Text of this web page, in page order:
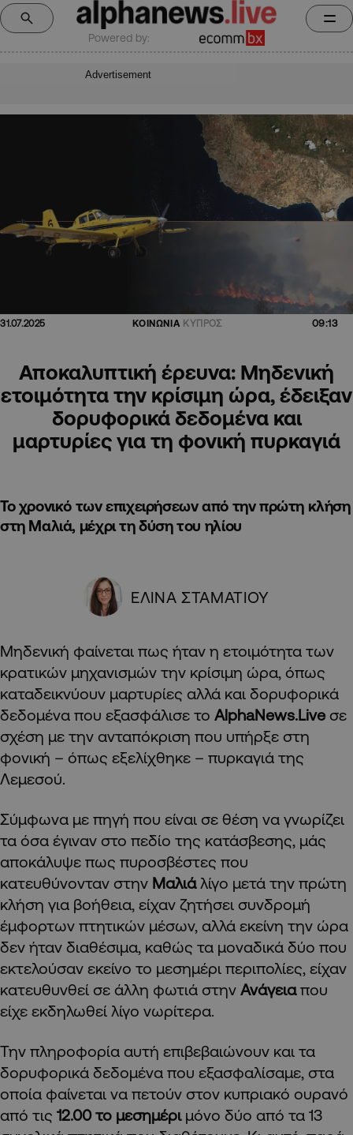
Powered by:
Advertisement
31.07.2025 ΚΟΙΝΩΝΙΑ ΚΥΠΡΟΣ 09:13
Αποκαλυπτική έρευνα: Μηδενική
ετοιμότητα την κρίσιμη ώρα, έδειξαν
δορυφορικά δεδομένα και
μαρτυρίες για τη φονική πυρκαγιά
Το χρονικό των επιχειρήσεων από την πρώτη κλήση
στη Μαλιά, μέχρι τη δύση του ηλίου
ΕΛΙΝΑ ΣΤΑΜΑΤΙΟΥ
Μηδενική φαίνεται πως ήταν η ετοιμότητα των
κρατικών μηχανισμών την κρίσιμη ώρα, όπως
καταδεικνύουν μαρτυρίες αλλά και δορυφορικά
δεδομένα που εξασφάλισε το AlphaNews.Liveσε
σχέση με την ανταπόκριση που υπήρξε στη
φονική – όπως εξελίχθηκε – πυρκαγιά της
Λεμεσού.
Σύμφωνα με πηγή που είναι σε θέση να γνωρίζει
τα όσα έγιναν στο πεδίο της κατάσβεσης, μάς
αποκάλυψε πως πυροσβέστες που
κατευθύνονταν στην Μαλιά λίγο μετά την πρώτη
κλήση για βοήθεια, είχαν ζητήσει συνδρομή
έμφορτων πτητικών μέσων, αλλά εκείνη την ώρα
δεν ήταν διαθέσιμα, καθώς τα μοναδικά δύο που
εκτελούσαν εκείνο το μεσημέρι περιπολίες, είχαν
κατευθυνθεί σε άλλη φωτιά στην Ανάγειαπου
είχε εκδηλωθεί λίγο νωρίτερα.
Την πληροφορία αυτή επιβεβαιώνουν και τα
δορυφορικά δεδομένα που εξασφαλίσαμε, στα
οποία φαίνεται να πετούν στον κυπριακό ουρανό
από τις 12.00 το μεσημέριμόνο δύο από τα 13